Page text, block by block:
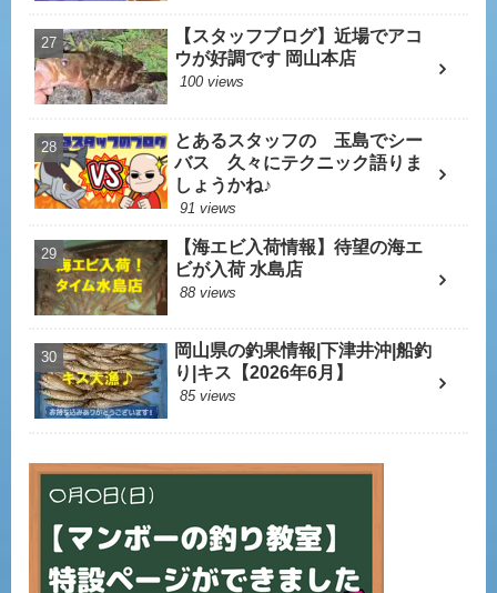
【スタッフブログ】近場でアコ
ウが好調です 岡山本店
100 views
とあるスタッフの 玉島でシー
バス 久々にテクニック語りま
しょうかね♪
91 views
【海エビ入荷情報】待望の海エ
ビが入荷 水島店
88 views
岡山県の釣果情報|下津井沖|船釣
り|キス【2026年6月】
85 views